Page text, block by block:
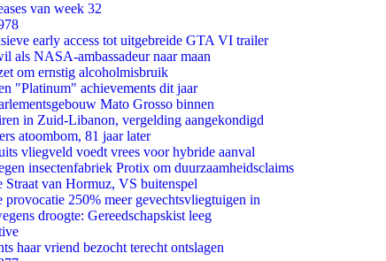
van week 32
early access tot uitgebreide GTA VI trailer
als NASA-ambassadeur naar maan
om ernstig alcoholmisbruik
"Platinum" achievements dit jaar
Mato Grosso binnen
in Zuid-Libanon, vergelding aangekondigd
atoombom, 81 jaar later
vliegveld voedt vrees voor hybride aanval
insectenfabriek Protix om duurzaamheidsclaims
Straat van Hormuz, VS buitenspel
250% meer gevechtsvliegtuigen in
droogte: Gereedschapskist leeg
haar vriend bezocht terecht ontslagen